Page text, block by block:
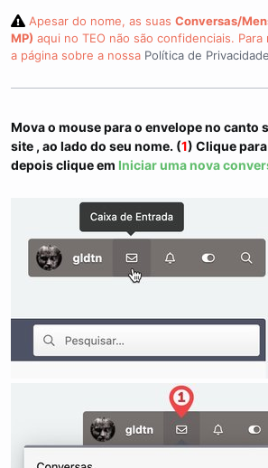
Apesar do nome, as suas Conversas/
MP) aqui no TEO não são confidenciais.
a página sobre a nossa Política de Privacidade
Mova o mouse para o envelopeno canto
site , ao lado do seu nome. (1) Clique
depois clique em Iniciar uma nova